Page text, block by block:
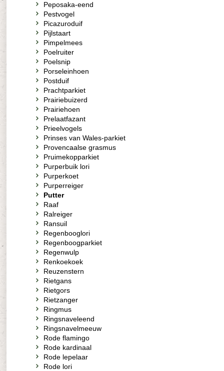
Peposaka-eend
Pestvogel
Picazuroduif
Pijlstaart
Pimpelmees
Poelruiter
Poelsnip
Porseleinhoen
Postduif
Prachtparkiet
Prairiebuizerd
Prairiehoen
Prelaatfazant
Prieelvogels
Prinses van Wales-parkiet
Provencaalse grasmus
Pruimekopparkiet
Purperbuik lori
Purperkoet
Purperreiger
Putter
Raaf
Ralreiger
Ransuil
Regenbooglori
Regenboogparkiet
Regenwulp
Renkoekoek
Reuzenstern
Rietgans
Rietgors
Rietzanger
Ringmus
Ringsnaveleend
Ringsnavelmeeuw
Rode flamingo
Rode kardinaal
Rode lepelaar
Rode lori